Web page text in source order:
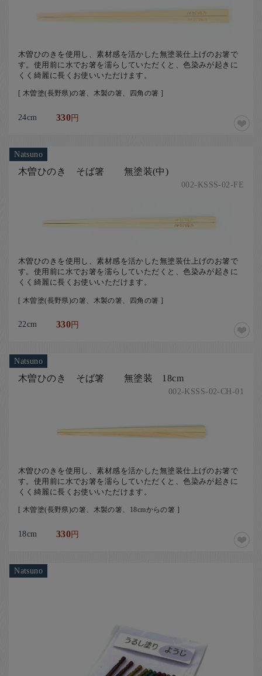
木曽ひのきを使用し、素材感を活かした無塗装仕上げのお箸で
す。使用前に水でお箸を濡らしていただくと、色染みが起きに
くく綺麗に長くお使いいただけます。
[ 木曽塗(長野県)の箸、木製の箸、四角の箸 ]
24cm 330円
Natsuno
木曽ひのき そば箸 無塗装(中)
002-KSSS-02-FE
木曽ひのきを使用し、素材感を活かした無塗装仕上げのお箸で
す。使用前に水でお箸を濡らしていただくと、色染みが起きに
くく綺麗に長くお使いいただけます。
[ 木曽塗(長野県)の箸、木製の箸、四角の箸 ]
22cm 330円
Natsuno
木曽ひのき そば箸 無塗装 18cm
002-KSSS-02-CH-01
木曽ひのきを使用し、素材感を活かした無塗装仕上げのお箸で
す。使用前に水でお箸を濡らしていただくと、色染みが起きに
くく綺麗に長くお使いいただけます。
[ 木曽塗(長野県)の箸、木製の箸、18cmからの箸 ]
18cm 330円
Natsuno